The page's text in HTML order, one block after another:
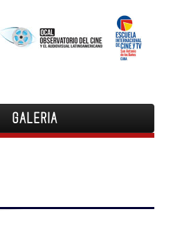
GALERIA